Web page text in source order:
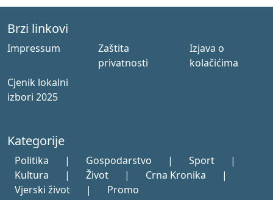
Brzi linkovi
Impressum
Zaštita
privatnosti
Izjava o
kolačićima
Cjenik lokalni
izbori 2025
Kategorije
Politika | Gospodarstvo | Sport
|
Kultura
| Život | Crna Kronika
|
Vjerski život
| Promo